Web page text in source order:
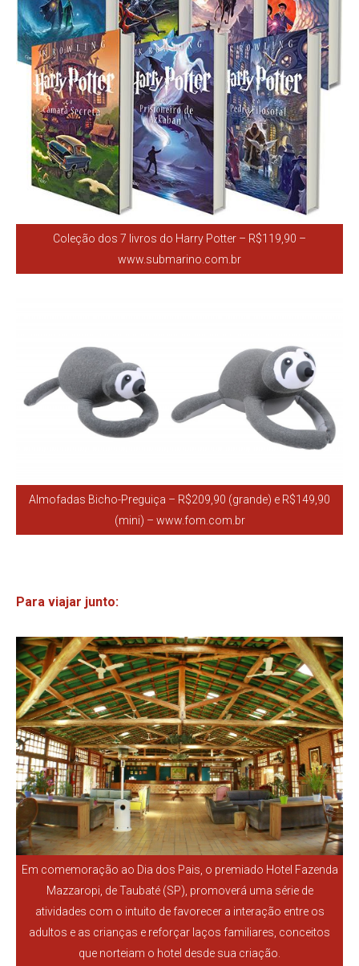
Coleção dos 7 livros do Harry Potter – R$119,90 –
www.submarino.com.br
Almofadas Bicho-Preguiça – R$209,90 (grande) e R$149,90
(mini) – www.fom.com.br
Para viajar junto:
Em comemoração ao Dia dos Pais, o premiado Hotel Fazenda
Mazzaropi, de Taubaté (SP), promoverá uma série de
atividades com o intuito de favorecer a interação entre os
adultos e as crianças e reforçar laços familiares, conceitos
que norteiam o hotel desde sua criação.